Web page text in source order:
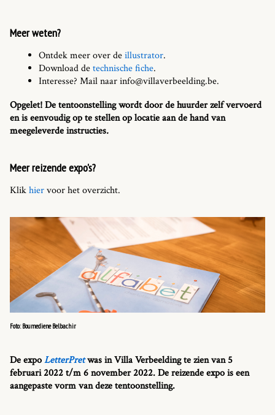
Meer weten?
Ontdek meer over deillustrator.
Download detechnische fiche.
Interesse? Mail naar info@villaverbeelding.be.
Opgelet! De tentoonstelling wordt door de huurder zelf vervoerd
en is eenvoudig op te stellen op locatie aan de hand van
meegeleverde instructies.
Meer reizende expo's?
Klikhiervoor het overzicht.
Foto: Boumediene Belbachir
De expoLetterPretwas in Villa Verbeelding te zien van 5
februari 2022 t/m 6 november 2022. De reizende expo is een
aangepaste vorm van deze tentoonstelling.